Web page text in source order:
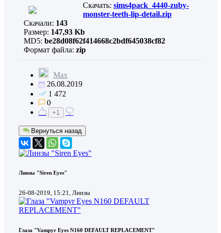
Скачать: sims4pack_4440-zuby-
monster-teeth-lip-detail.zip
Скачали: 143
Размер: 147,93 Kb
MD5: be28d08f62f414668c2bdf645038cf82
Формат файла: zip
Max
26.08.2019
1 472
0
+1
Вернуться назад
Линзы "Siren Eyes"
26-08-2019, 15:21, Линзы
Глаза "Vampyr Eyes N160 DEFAULT REPLACEMENT"